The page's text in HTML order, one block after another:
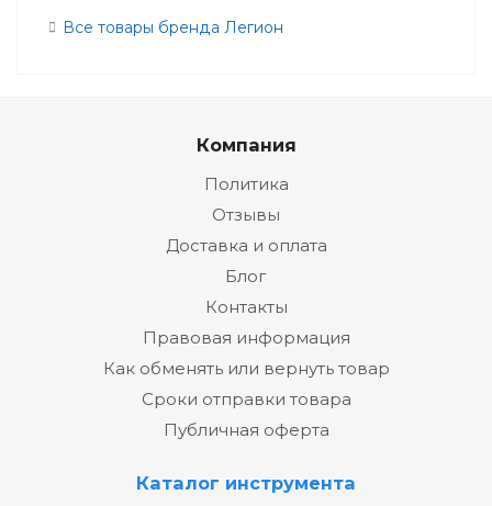
Все товары бренда Легион
Компания
Политика
Отзывы
Доставка и оплата
Блог
Контакты
Правовая информация
Как обменять или вернуть товар
Сроки отправки товара
Публичная оферта
Каталог инструмента